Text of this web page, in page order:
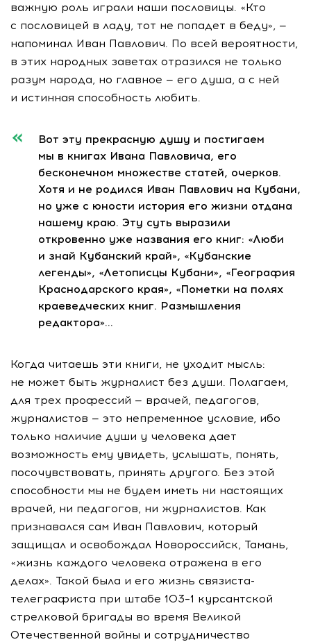
важную роль играли наши пословицы. «Кто
с пословицей в ладу, тот не попадет в беду», —
напоминал Иван Павлович. По всей вероятности,
в этих народных заветах отразился не только
разум народа, но главное — его душа, а с ней
и истинная способность любить.
Вот эту прекрасную душу и постигаем
мы в книгах Ивана Павловича, его
бесконечном множестве статей, очерков.
Хотя и не родился Иван Павлович на Кубани,
но уже с юности история его жизни отдана
нашему краю. Эту суть выразили
откровенно уже названия его книг: «Люби
и знай Кубанский край», «Кубанские
легенды», «Летописцы Кубани», «География
Краснодарского края», «Пометки на полях
краеведческих книг. Размышления
редактора»…
Когда читаешь эти книги, не уходит мысль:
не может быть журналист без души. Полагаем,
для трех профессий — врачей, педагогов,
журналистов — это непременное условие, ибо
только наличие души у человека дает
возможность ему увидеть, услышать, понять,
посочувствовать, принять другого. Без этой
способности мы не будем иметь ни настоящих
врачей, ни педагогов, ни журналистов. Как
признавался сам Иван Павлович, который
защищал и освобождал Новороссийск, Тамань,
«жизнь каждого человека отражена в его
делах». Такой была и его жизнь связиста-
телеграфиста при штабе 103–1 курсантской
стрелковой бригады во время Великой
Отечественной войны и сотрудничество